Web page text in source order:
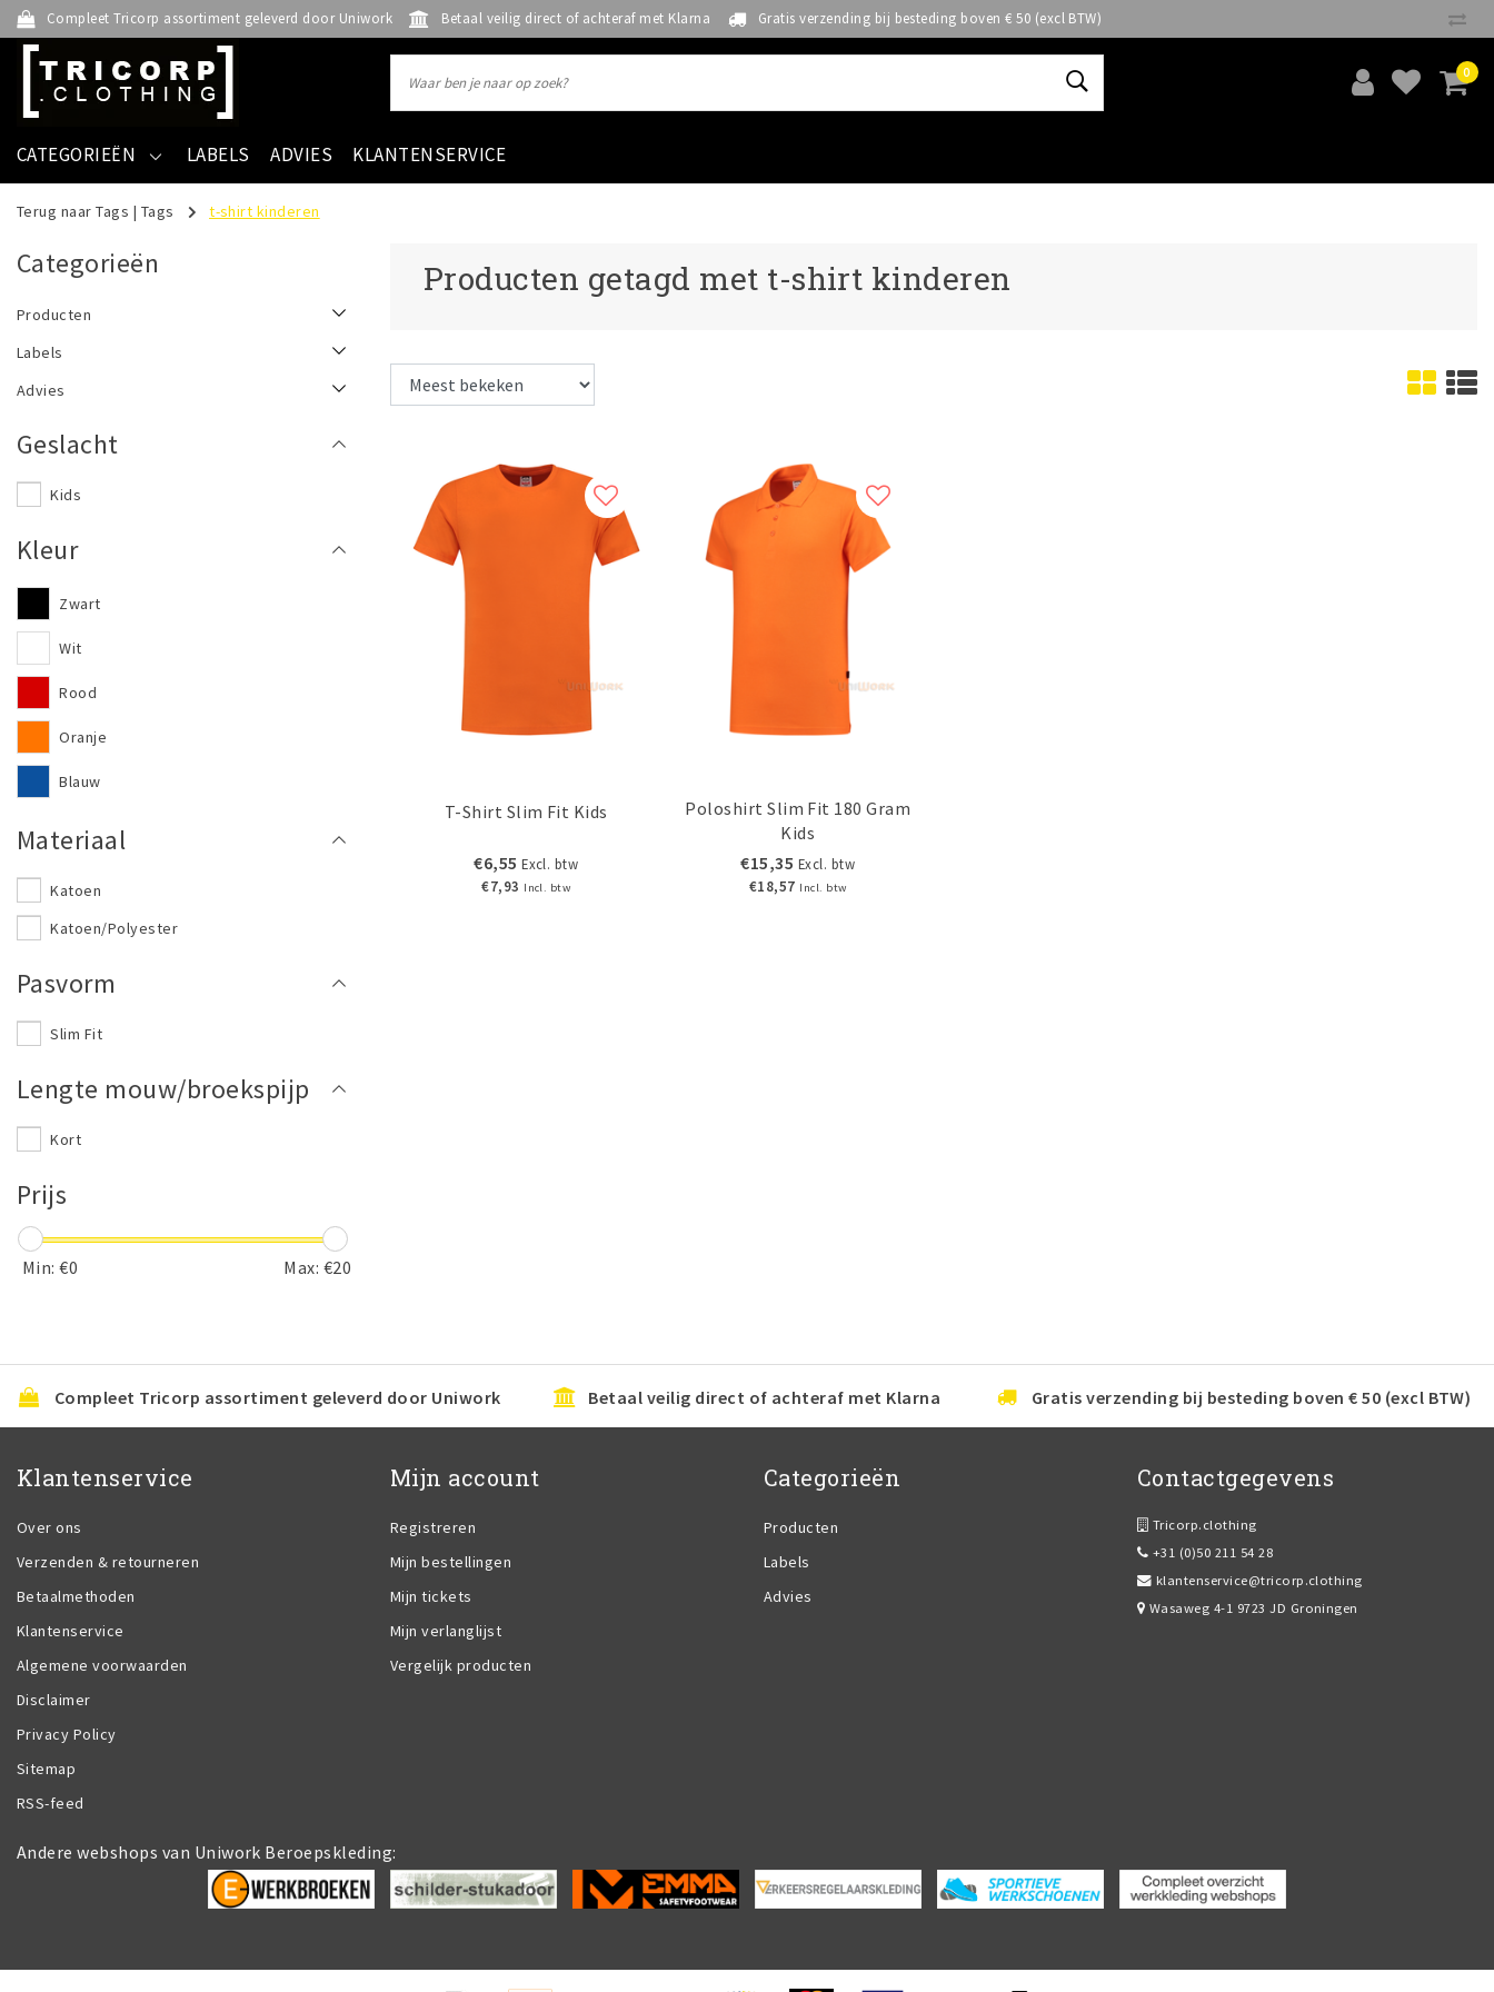
Compleet Tricorp assortiment geleverd door Uniwork Betaal veilig direct of achteraf met Klarna Gratis verzending bij besteding boven € 50 (excl BTW)
0
CATEGORIEËN LABELS ADVIES KLANTENSERVICE
Terug naar Tags | Tags t-shirt kinderen
Categorieën
Producten
Labels
Advies
Geslacht
Kids
Kleur
Zwart
Wit
Rood
Oranje
Blauw
Materiaal
Katoen
Katoen/Polyester
Pasvorm
Slim Fit
Lengte mouw/broekspijp
Kort
Prijs
Min: €0 Max: €20
Producten getagd met t-shirt kinderen
T-Shirt Slim Fit Kids
€6,55 Excl. btw
€7,93 Incl. btw
Poloshirt Slim Fit 180 Gram
Kids
€15,35 Excl. btw
€18,57 Incl. btw
Compleet Tricorp assortiment geleverd door Uniwork Betaal veilig direct of achteraf met Klarna Gratis verzending bij besteding boven € 50 (excl BTW)
Klantenservice
Over ons
Verzenden & retourneren
Betaalmethoden
Klantenservice
Algemene voorwaarden
Disclaimer
Privacy Policy
Sitemap
RSS-feed
Mijn account
Registreren
Mijn bestellingen
Mijn tickets
Mijn verlanglijst
Vergelijk producten
Categorieën
Producten
Labels
Advies
Contactgegevens
Tricorp.clothing
+31 (0)50 211 54 28
klantenservice@tricorp.clothing
Wasaweg 4-1 9723 JD Groningen
Andere webshops van Uniwork Beroepskleding: